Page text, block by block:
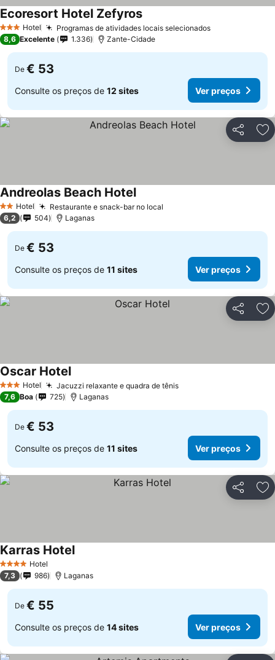
3 EstrelasHotel Programas de atividades locais selecionados
Ecoresort Hotel Zefyros
8,6 Excelente 1.336 Zante-Cidade
De € 53
Consulte os preços de 12 sites Ver preços
Partilhar
2 Estrelas
Hotel Restaurante e snack-bar no local
Andreolas Beach Hotel
6,2 504 Laganas
De € 53
Consulte os preços de 11 sites Ver preços
Partilhar
3 EstrelasHotel Jacuzzi relaxante e quadra de tênis
Oscar Hotel
7,6 Boa 725 Laganas
De € 53
Consulte os preços de 11 sites Ver preços
Partilhar
4 EstrelasHotel
Karras Hotel
7,3 986 Laganas
De € 55
Consulte os preços de 14 sites Ver preços